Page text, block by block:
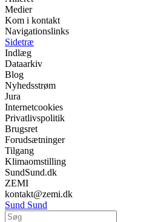
Medier
Kom i kontakt
Navigationslinks
Sidetræ
Indlæg
Dataarkiv
Blog
Nyhedsstrøm
Jura
Internetcookies
Privatlivspolitik
Brugsret
Forudsætninger
Tilgang
Klimaomstilling
SundSund.dk
ZEMI
kontakt@zemi.dk
Sund Sund